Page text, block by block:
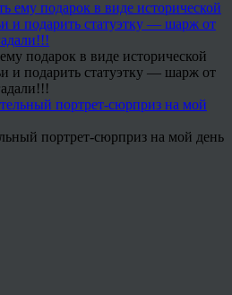
подарок в виде исторической
и подарить статуэтку — шарж от
портрет-сюрприз на мой день